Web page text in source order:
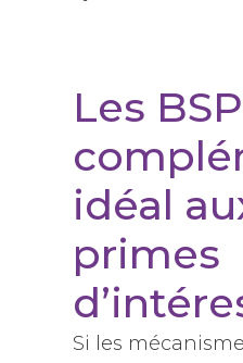
Les
idéal
primes
Si les